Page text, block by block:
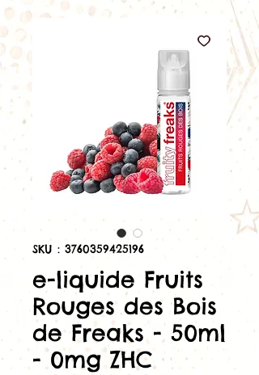
SKU : 3760359425196
e-liquide Fruits
Rouges des Bois
de Freaks - 50ml
- 0mg ZHC